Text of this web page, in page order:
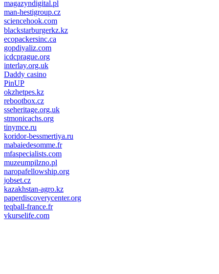
magazyndigital.pl
man-hestigroup.cz
sciencehook.com
олимп казино
blackstarburgerkz.kz
ecopackersinc.ca
gopdiyaliz.com
icdcprague.org
interlay.org.uk
Daddy casino
PinUP
okzhetpes.kz
rebootbox.cz
sseheritage.org.uk
stmonicachs.org
tinymce.ru
koridor-bessmertiya.ru
mabaiedesomme.fr
mfaspecialists.com
muzeumpilzno.pl
naropafellowship.org
jobset.cz
kazakhstan-agro.kz
paperdiscoverycenter.org
teqball-france.fr
vkurselife.com